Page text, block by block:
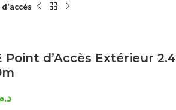
Point d’Accès Extérieur 2.4